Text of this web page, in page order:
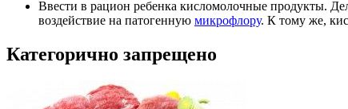
Ввести в рацион ребенка кисломолочные продукты.
воздействие на патогенную микрофлору. К тому же,
Категорично запрещено